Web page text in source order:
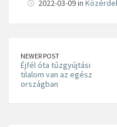
2022-03-09 in
NEWER POST
Éjfél óta tűzgyújtási
tilalom van az egész
országban